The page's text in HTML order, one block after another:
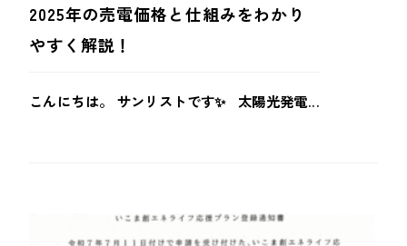
2025年の売電価格と仕組みをわかり
やすく解説！
こんにちは。 サンリストです✨ 太陽光発電...